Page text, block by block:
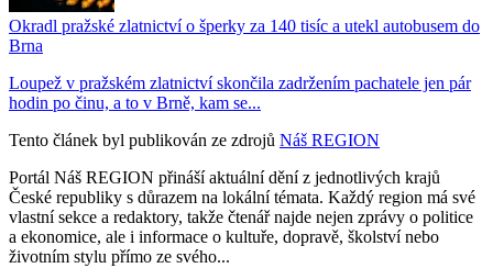
Okradl pražské zlatnictví o šperky za 140 tisíc a utekl autobusem do
Brna
Loupež v pražském zlatnictví skončila zadržením pachatele jen pár
hodin po činu, a to v Brně, kam se...
Tento článek byl publikován ze zdrojů Náš REGION
Portál Náš REGION přináší aktuální dění z jednotlivých krajů
České republiky s důrazem na lokální témata. Každý region má své
vlastní sekce a redaktory, takže čtenář najde nejen zprávy o politice
a ekonomice, ale i informace o kultuře, dopravě, školství nebo
životním stylu přímo ze svého...